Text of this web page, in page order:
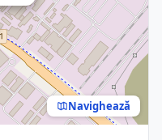
Navighează